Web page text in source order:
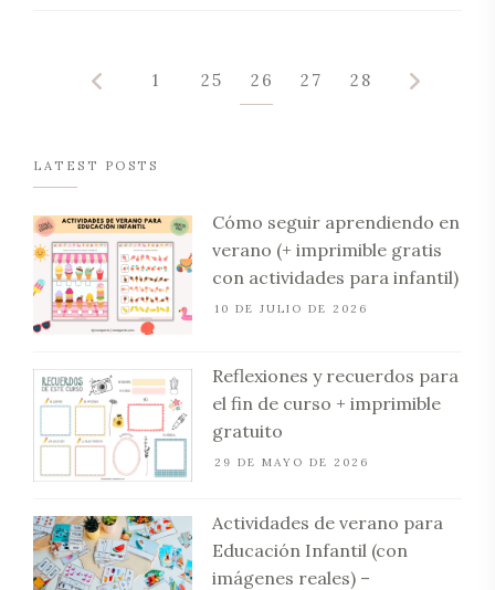
1 25 26 27 28
LATEST POSTS
Cómo seguir aprendiendo en
verano (+ imprimible gratis
con actividades para infantil)
10 DE JULIO DE 2026
Reflexiones y recuerdos para
el fin de curso + imprimible
gratuito
29 DE MAYO DE 2026
Actividades de verano para
Educación Infantil (con
imágenes reales) –